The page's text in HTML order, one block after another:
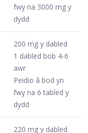
fwy na 3000 mg y
dydd
200 mg y dabled
1 dabled bob 4-6
awr
Peidio â bod yn
fwy na 6 tabled y
dydd
220 mg y dabled